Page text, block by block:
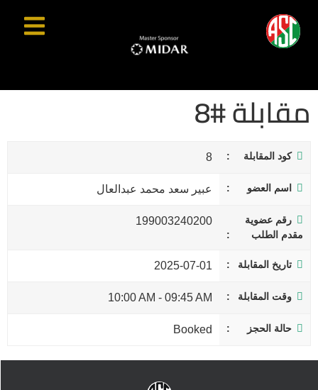
مقابلة #8
كود المقابلة 8
اسم العضو عبير سعد محمد عبدالعال
رقم عضوية
مقدم الطلب
199003240200
تاريخ المقابلة 2025-07-01
وقت المقابلة 09:45 AM
-
10:00 AM
حالة الحجز Booked